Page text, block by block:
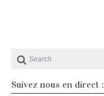
Suivez nous en direct :